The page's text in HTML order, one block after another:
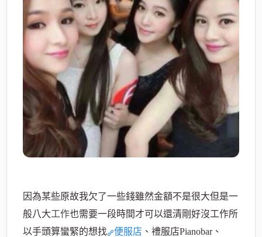
因為某些原故我欠了一些錢雖然金額不是很大但是一
般八大工作也需要一段時間才可以還清剛好沒工作所
以手頭算蠻緊的想找
便服店 、禮服店Pianobar、